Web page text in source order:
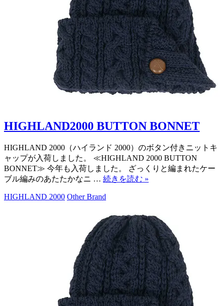
HIGHLAND2000 BUTTON BONNET
HIGHLAND 2000（ハイランド 2000）のボタン付きニットキ
ャップが入荷しました。 ≪HIGHLAND 2000 BUTTON
BONNET≫ 今年も入荷しました。 ざっくりと編まれたケー
ブル編みのあたたかなニ … 続きを読む »
HIGHLAND 2000 Other Brand